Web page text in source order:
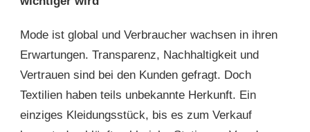
Mode ist global und Verbraucher wachsen in ihren
Erwartungen. Transparenz, Nachhaltigkeit und
Vertrauen sind bei den Kunden gefragt. Doch
Textilien haben teils unbekannte Herkunft. Ein
einziges Kleidungsstück, bis es zum Verkauf